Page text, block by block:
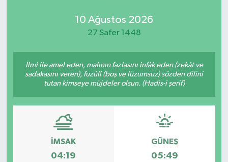
10 Ağustos 2026
27 Safer 1448
İlmi ile amel eden, malının fazlasını infâk eden (zekât ve
sadakasını veren), fuzûlî (boş ve lüzumsuz) sözden dilini
tutan kimseye müjdeler olsun. (Hadis-i şerif)
İMSAK
04:19
GÜNEŞ
05:49